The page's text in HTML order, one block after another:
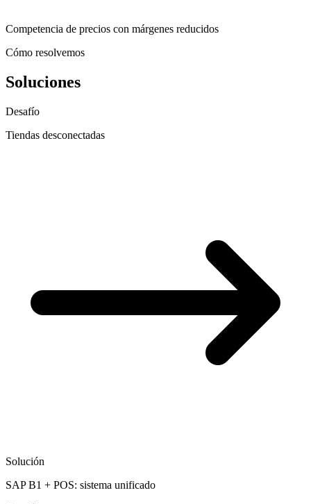
Competencia de precios con márgenes reducidos
Cómo resolvemos
Soluciones
Desafío
Tiendas desconectadas
Solución
SAP B1 + POS: sistema unificado